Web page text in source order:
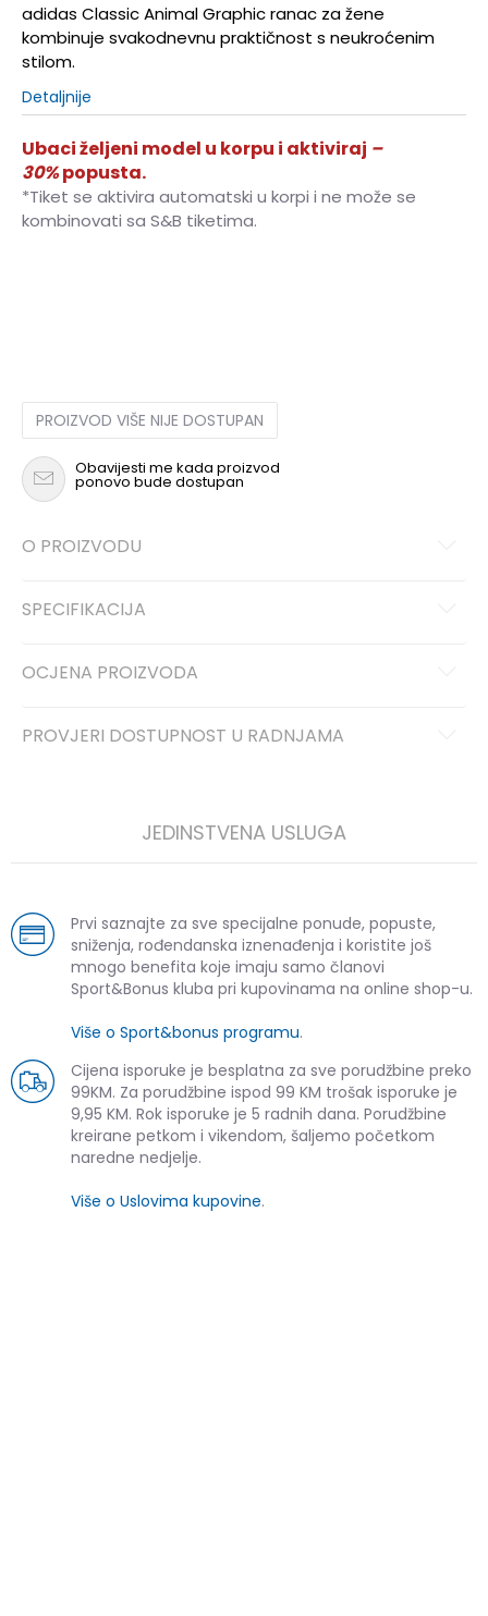
adidas Classic Animal Graphic ranac za žene
kombinuje svakodnevnu praktičnost s neukroćenim
stilom.
Detaljnije
Ubaci željeni model u korpu i aktiviraj –
30%popusta.
*Tiket se aktivira automatski u korpi i ne može se
kombinovati sa S&B tiketima.
PROIZVOD VIŠE NIJE DOSTUPAN
Obavijesti me kada proizvod
ponovo bude dostupan
O PROIZVODU
SPECIFIKACIJA
OCJENA PROIZVODA
PROVJERI DOSTUPNOST U RADNJAMA
JEDINSTVENA USLUGA
Prvi saznajte za sve specijalne ponude, popuste,
sniženja, rođendanska iznenađenja i koristite još
mnogo benefita koje imaju samo članovi
Sport&Bonus kluba pri kupovinama na online shop-u.
Više o Sport&bonus programu.
Cijena isporuke je besplatna za sve porudžbine preko
99KM. Za porudžbine ispod 99 KM trošak isporuke je
9,95 KM. Rok isporuke je 5 radnih dana. Porudžbine
kreirane petkom i vikendom, šaljemo početkom
naredne nedjelje.
Više o Uslovima kupovine.